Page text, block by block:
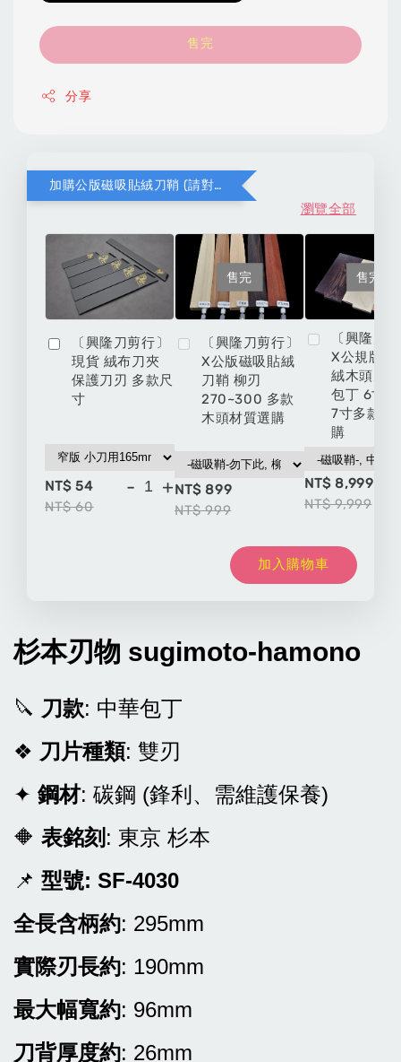
售完
分享
加購公版磁吸貼絨刀鞘 (請對應木頭材質與刀款尺寸)
瀏覽全部
〔興隆刀剪行〕
現貨 絨布刀夾
保護刀刃 多款尺
寸
NT$ 54
NT$ 60
- +
售完
〔興隆刀剪行〕
X公版磁吸貼絨
刀鞘 柳刃
270~300 多款
木頭材質選購
NT$ 899
NT$ 999
售完
〔興隆刀
X公規版磁
絨木頭刀
包丁 6寸
7寸多款材
購
NT$ 8,999
NT$ 9,999
加入購物車
杉本刃物 sugimoto-hamono
🔪 刀款: 中華包丁
❖ 刀片種類: 雙刃
✦ 鋼材: 碳鋼 (鋒利、需維護保養)
🔶 表銘刻 : 東京 杉本
📌 型號: SF-4030
全長含柄約: 295mm
實際刃長約: 190mm
最大幅寬約: 96mm
刀背厚度約: 26mm